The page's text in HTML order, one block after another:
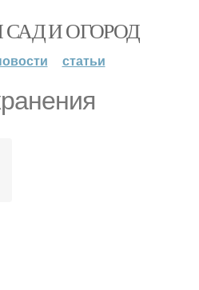
И ОГОРОД
статьи